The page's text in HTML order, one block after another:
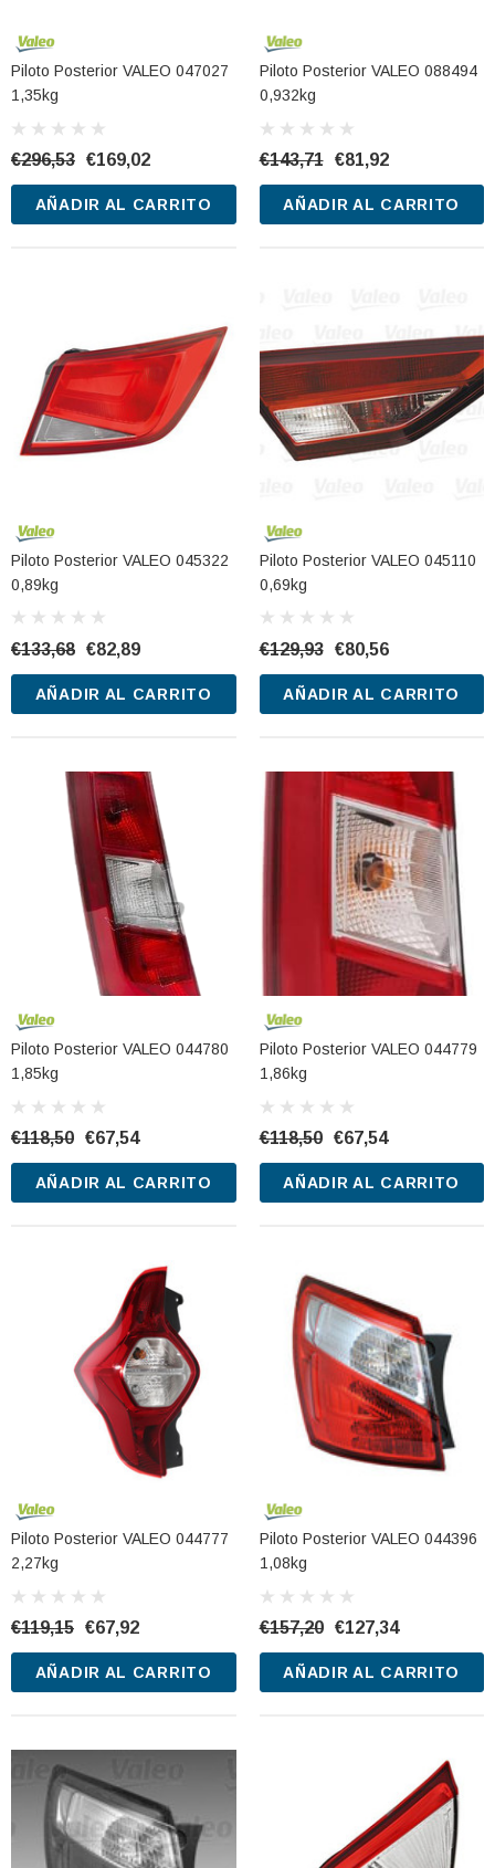
Piloto Posterior VALEO 047027
1,35kg
€296,53 €169,02
AÑADIR AL CARRITO
Piloto Posterior VALEO 088494
0,932kg
€143,71 €81,92
AÑADIR AL CARRITO
Piloto Posterior VALEO 045322
0,89kg
€133,68 €82,89
AÑADIR AL CARRITO
Piloto Posterior VALEO 045110
0,69kg
€129,93 €80,56
AÑADIR AL CARRITO
Piloto Posterior VALEO 044780
1,85kg
€118,50 €67,54
AÑADIR AL CARRITO
Piloto Posterior VALEO 044779
1,86kg
€118,50 €67,54
AÑADIR AL CARRITO
Piloto Posterior VALEO 044777
2,27kg
€119,15 €67,92
AÑADIR AL CARRITO
Piloto Posterior VALEO 044396
1,08kg
€157,20 €127,34
AÑADIR AL CARRITO